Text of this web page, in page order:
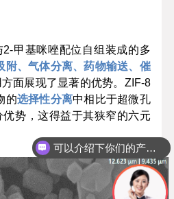
甲基咪唑配位自组装成的多
附、气体分离、药物输送、催
面展现了显著的优势。ZIF-8
的选择性分离中相比于超微孔
势，这得益于其狭窄的六元
可以介绍下你们的产品么